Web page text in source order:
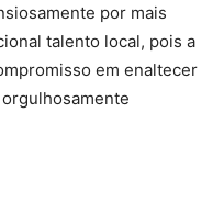
por mais
talento local, pois a
em enaltecer